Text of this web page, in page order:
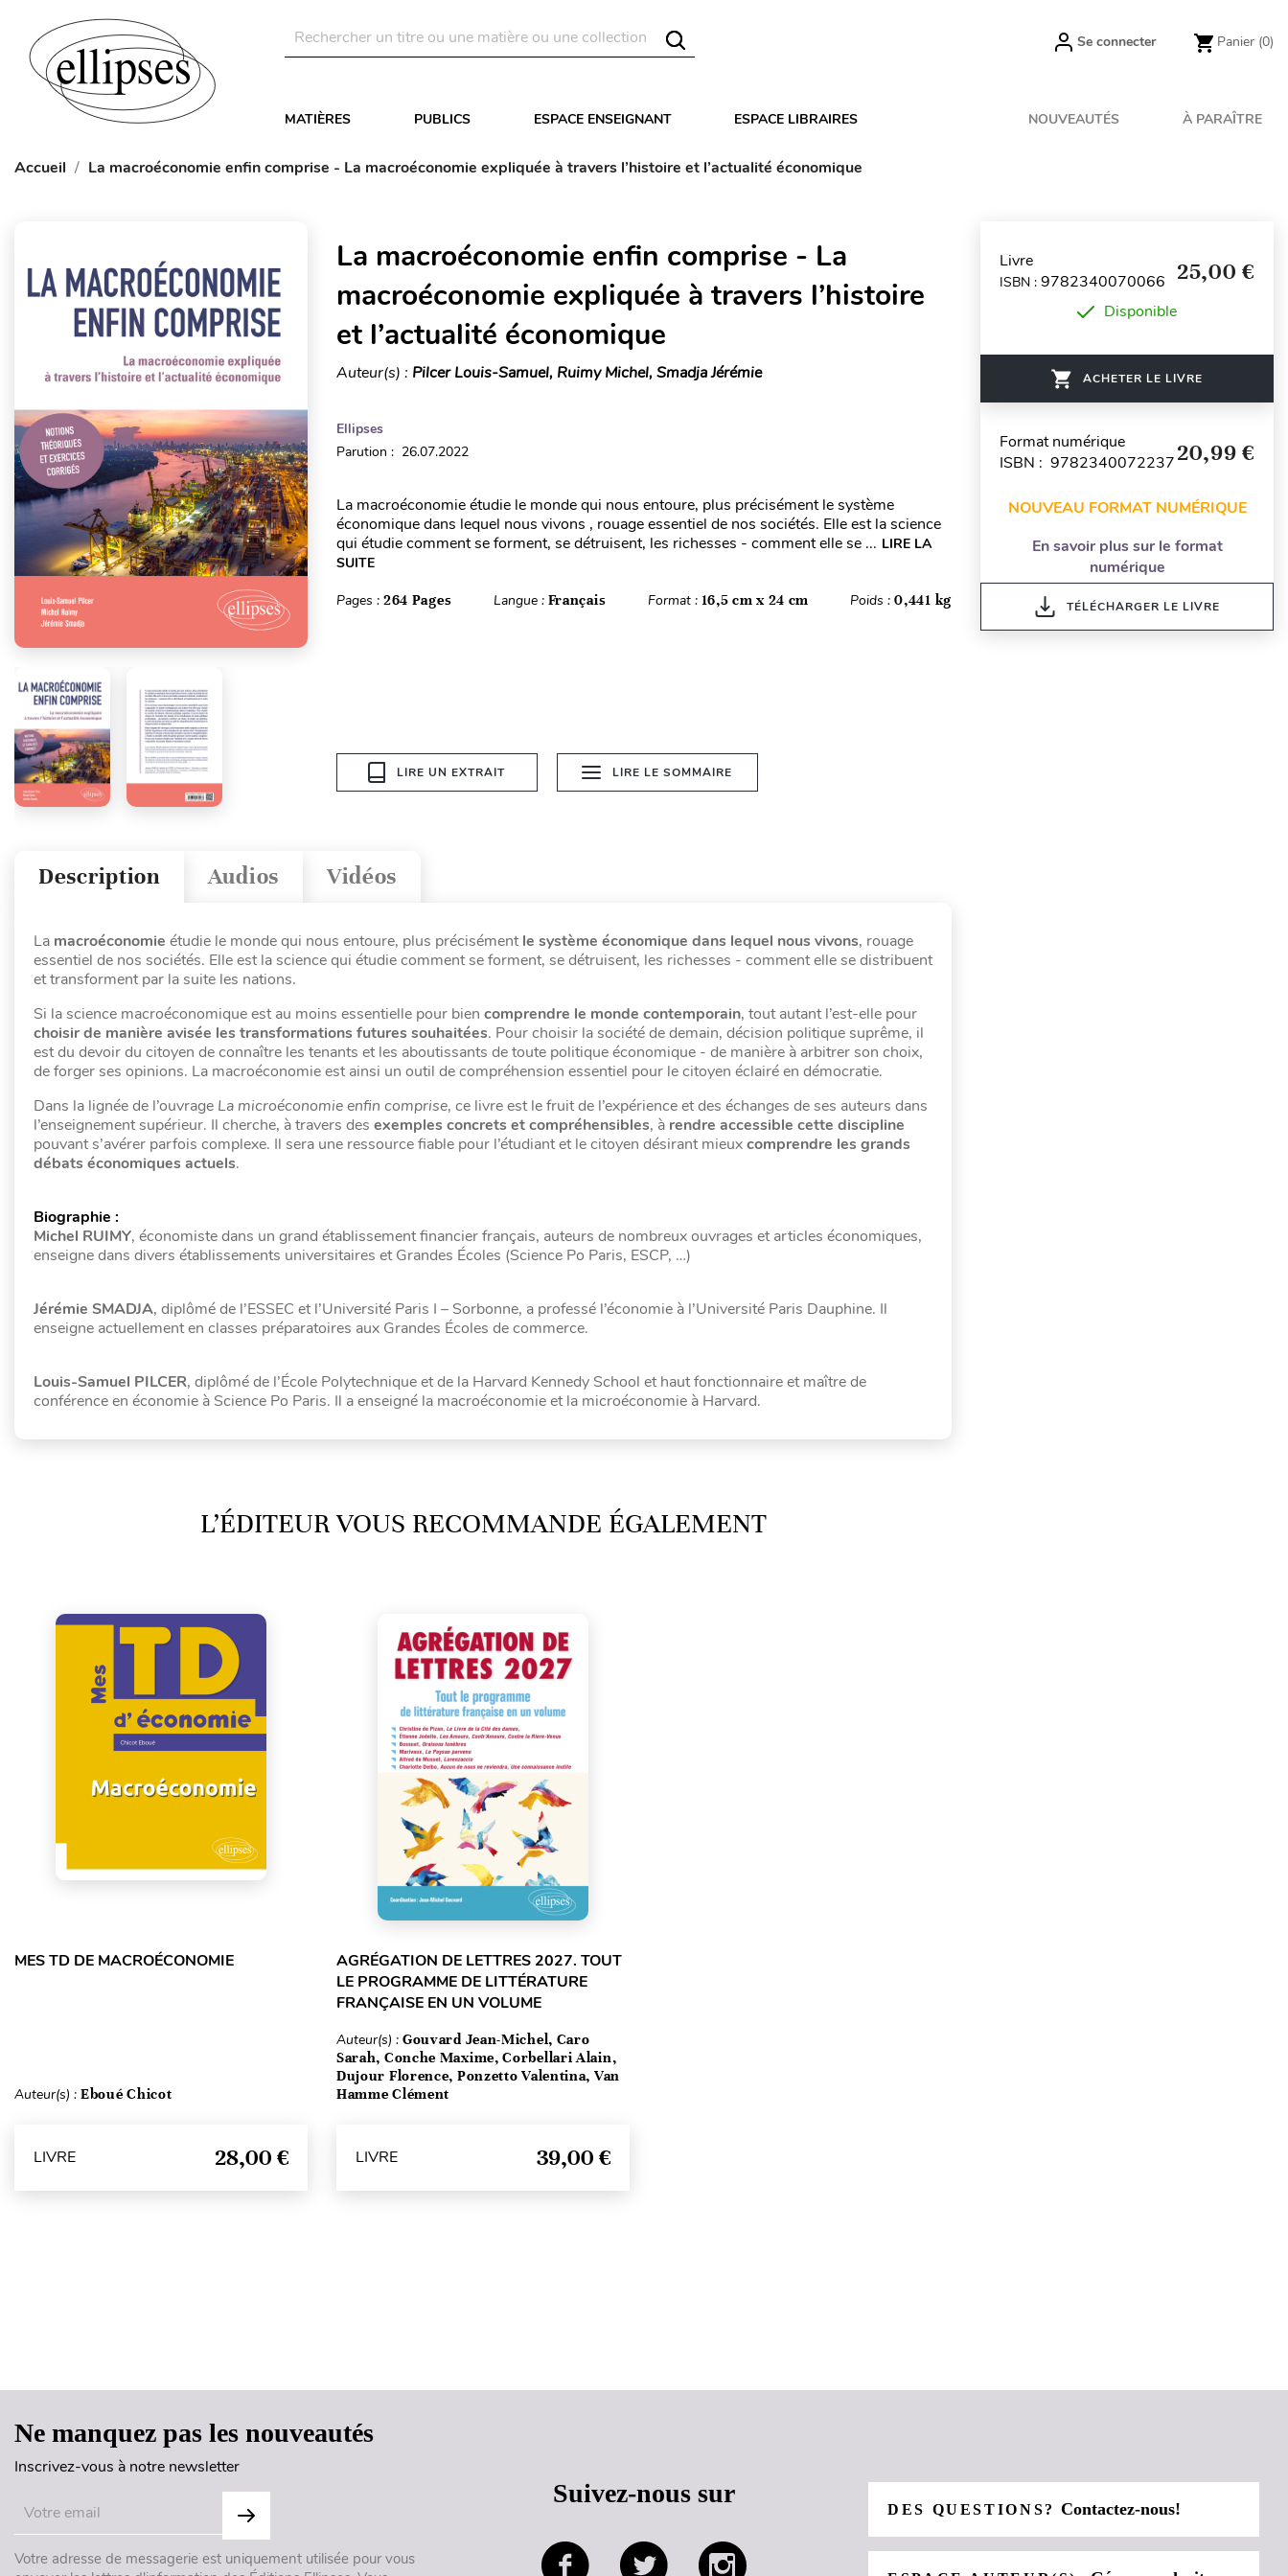
Se connecter Panier (0)
MATIÈRES PUBLICS ESPACE ENSEIGNANT ESPACE LIBRAIRES NOUVEAUTÉS À PARAÎTRE
Accueil La macroéconomie enfin comprise - La macroéconomie expliquée à travers l’histoire et l’actualité économique
La macroéconomie enfin comprise - La
macroéconomie expliquée à travers l’histoire
et l’actualité économique
Auteur(s) : Pilcer Louis-Samuel, Ruimy Michel, Smadja Jérémie
Ellipses
Parution : 26.07.2022
La macroéconomie étudie le monde qui nous entoure, plus précisément le système
économique dans lequel nous vivons , rouage essentiel de nos sociétés. Elle est la science
qui étudie comment se forment, se détruisent, les richesses - comment elle se ... LIRE LA
SUITE
Pages : 264 Pages Langue : Français Format : 16,5 cm x 24 cm Poids :0,441 kg
LIRE UN EXTRAIT LIRE LE SOMMAIRE
Vidéos
Audios
Description
La macroéconomie étudie le monde qui nous entoure, plus précisémentle système économique dans lequel nous vivons, rouage
essentiel de nos sociétés. Elle est la science qui étudie comment se forment, se détruisent, les richesses - comment elle se distribuent
et transforment par la suite les nations.
Si la science macroéconomique est au moins essentielle pour bien comprendre le monde contemporain, tout autant l’est-elle pour
choisir de manière avisée les transformations futures souhaitées. Pour choisir la société de demain, décision politique suprême, il
est du devoir du citoyen de connaître les tenants et les aboutissants de toute politique économique - de manière à arbitrer son choix,
de forger ses opinions. La macroéconomie est ainsi un outil de compréhension essentiel pour le citoyen éclairé en démocratie.
Dans la lignée de l’ouvrage La microéconomie enfin comprise, ce livre est le fruit de l’expérience et des échanges de ses auteurs dans
l’enseignement supérieur. Il cherche, à travers des exemples concrets et compréhensibles, à rendre accessible cette discipline
pouvant s’avérer parfois complexe. Il sera une ressource fiable pour l’étudiant et le citoyen désirant mieuxcomprendre les grands
débats économiques actuels.
Biographie :
Michel RUIMY, économiste dans un grand établissement financier français, auteurs de nombreux ouvrages et articles économiques,
enseigne dans divers établissements universitaires et Grandes Écoles (Science Po Paris, ESCP, …)
Jérémie SMADJA, diplômé de l’ESSEC et l’Université Paris I – Sorbonne, a professé l’économie à l’Université Paris Dauphine. Il
enseigne actuellement en classes préparatoires aux Grandes Écoles de commerce.
Louis-Samuel PILCER, diplômé de l’École Polytechnique et de la Harvard Kennedy School et haut fonctionnaire et maître de
conférence en économie à Science Po Paris. Il a enseigné la macroéconomie et la microéconomie à Harvard.
L’ÉDITEUR VOUS RECOMMANDE ÉGALEMENT
MES TD DE MACROÉCONOMIE
Auteur(s) : Eboué Chicot
LIVRE 28,00 €
AGRÉGATION DE LETTRES 2027. TOUT
LE PROGRAMME DE LITTÉRATURE
FRANÇAISE EN UN VOLUME
Auteur(s) : Gouvard Jean-Michel, Caro
Sarah, Conche Maxime, Corbellari Alain,
Dujour Florence, Ponzetto Valentina, Van
Hamme Clément
LIVRE 39,00 €
Livre
ISBN : 9782340070066 25,00 €
Disponible
ACHETER LE LIVRE
Format numérique
ISBN : 978234007223720,99 €
NOUVEAU FORMAT NUMÉRIQUE
En savoir plus sur le format
numérique
TÉLÉCHARGER LE LIVRE
Ne manquez pas les nouveautés
Inscrivez-vous à notre newsletter
Votre adresse de messagerie est uniquement utilisée pour vous
Suivez-nous sur
DES QUESTIONS?Contactez-nous!